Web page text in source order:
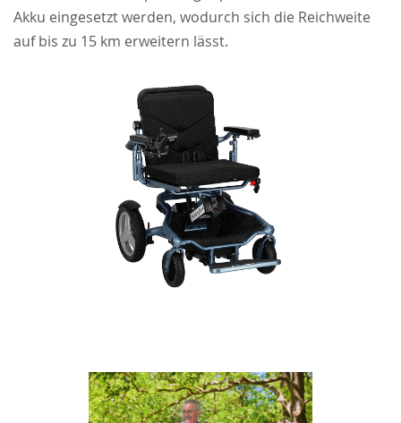
Akku eingesetzt werden, wodurch sich die Reichweite
auf bis zu 15 km erweitern lässt.